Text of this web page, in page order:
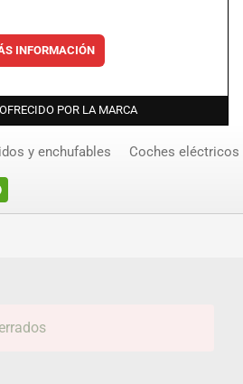
INFORMACIÓN
POR LA MARCA
y enchufables Coches eléctricos